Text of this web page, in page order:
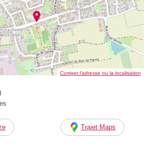
Corriger l’adresse ou la localisation
Trajet Maps